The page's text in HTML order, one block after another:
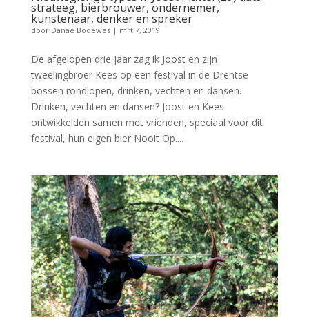
strateeg, bierbrouwer, ondernemer,
kunstenaar, denker en spreker
door Danae Bodewes| mrt 7, 2019
De afgelopen drie jaar zag ik Joost en zijn
tweelingbroer Kees op een festival in de Drentse
bossen rondlopen, drinken, vechten en dansen.
Drinken, vechten en dansen? Joost en Kees
ontwikkelden samen met vrienden, speciaal voor dit
festival, hun eigen bier Nooit Op....